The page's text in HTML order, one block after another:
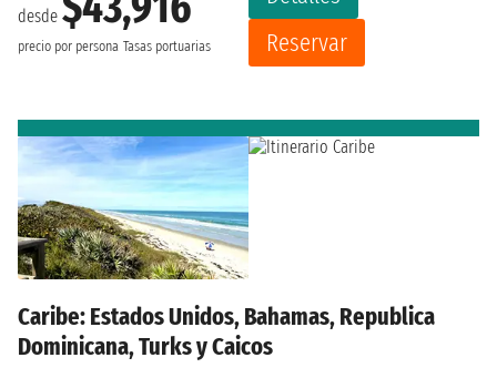
desde
precio por persona Tasas portuarias
Reservar
Caribe: Estados Unidos, Bahamas, Republica
Dominicana, Turks y Caicos